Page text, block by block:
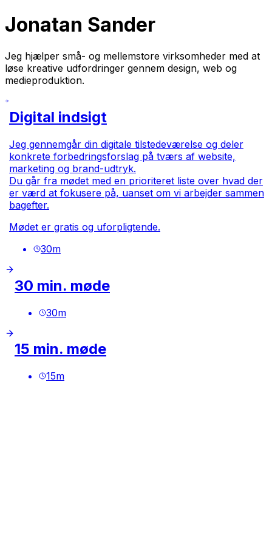
Jonatan Sander
Jeg hjælper små- og mellemstore virksomheder med at
løse kreative udfordringer gennem design, web og
medieproduktion.
Digital indsigt
Jeg gennemgår din digitale tilstedeværelse og deler
konkrete forbedringsforslag på tværs af website,
marketing og brand-udtryk.
Du går fra mødet med en prioriteret liste over hvad der
er værd at fokusere på, uanset om vi arbejder sammen
bagefter.
Mødet er gratis og uforpligtende.
30m
30 min. møde
30m
15 min. møde
15m